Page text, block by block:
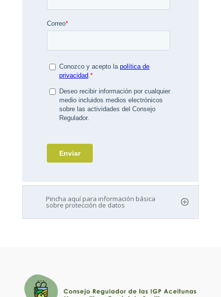
Pincha aquí para información básica
sobre protección de datos